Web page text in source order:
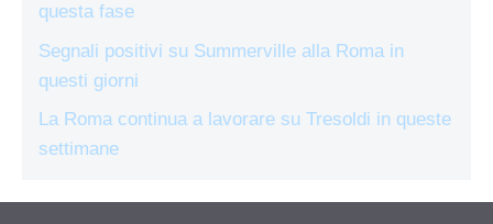
questa fase
Segnali positivi su Summerville alla Roma in
questi giorni
La Roma continua a lavorare su Tresoldi in queste
settimane